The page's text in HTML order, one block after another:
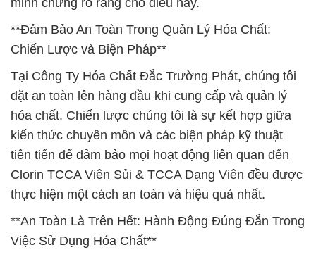
minh chứng rõ ràng cho điều này.
**Đảm Bảo An Toàn Trong Quản Lý Hóa Chất:
Chiến Lược và Biện Pháp**
Tại Công Ty Hóa Chất Đắc Trường Phát, chúng tôi
đặt an toàn lên hàng đầu khi cung cấp và quản lý
hóa chất. Chiến lược chúng tôi là sự kết hợp giữa
kiến thức chuyên môn và các biện pháp kỹ thuật
tiên tiến để đảm bảo mọi hoạt động liên quan đến
Clorin TCCA Viên Sủi & TCCA Dạng Viên đều được
thực hiện một cách an toàn và hiệu quả nhất.
**An Toàn Là Trên Hết: Hành Động Đúng Đắn Trong
Việc Sử Dụng Hóa Chất**